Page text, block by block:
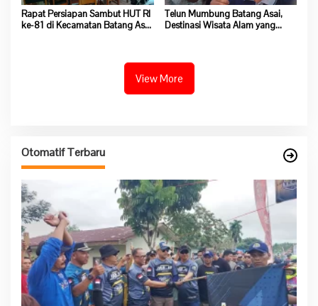
Rapat Persiapan Sambut HUT RI
ke-81 di Kecamatan Batang Asai
Telun Mumbung Batang Asai,
Destinasi Wisata Alam yang
View More
Otomatif Terbaru